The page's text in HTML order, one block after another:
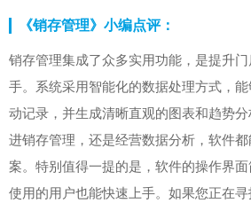
《销存管理》小编点评：
销存管理集成了众多实用功能，是提升
手。系统采用智能化的数据处理方式，
动记录，并生成清晰直观的图表和趋势
进销存管理，还是经营数据分析，软件
案。特别值得一提的是，软件的操作界
使用的用户也能快速上手。如果您正在